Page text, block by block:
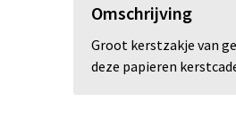
Omschrijving
Groot kerstzakje van
deze papieren